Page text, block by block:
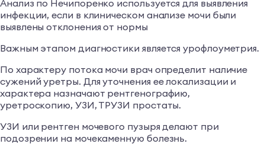
Анализ по Нечипоренко используется для выявления
инфекции, если в клиническом анализе мочи были
выявлены отклонения от нормы
Важным этапом диагностики является урофлоуметрия.
По характеру потока мочи врач определит наличие
сужений уретры. Для уточнения ее локализации и
характера назначают рентгенографию,
уретроскопию, УЗИ, ТРУЗИ простаты.
УЗИ или рентген мочевого пузыря делают при
подозрении на мочекаменную болезнь.